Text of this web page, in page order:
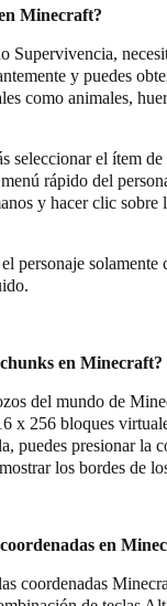
Minecraft?
Supervivencia,
y puedes
como animales,
seleccionar el ítem
rápido del
y hacer clic sobre
personaje solamente
en Minecraft?
del mundo de
x 256 bloques
puedes presionar la
los bordes de
en
coordenadas